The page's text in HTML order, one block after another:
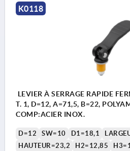
K0118
LEVIER À SERRAGE RAPIDE
T. 1, D=12, A=71,5, B=22,
COMP:ACIER INOX.
D=12 SW=10 D1=18,1
HAUTEUR=23,2
H2=12,85